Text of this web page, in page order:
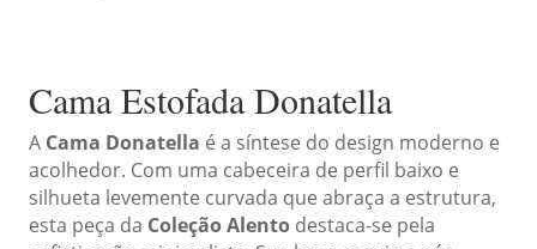
Cama Estofada Donatella
A Cama Donatella é a síntese do design moderno e
acolhedor. Com uma cabeceira de perfil baixo e
silhueta levemente curvada que abraça a estrutura,
esta peça da Coleção Alento destaca-se pela